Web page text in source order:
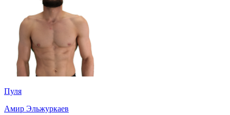
Пуля
Амир Эльжуркаев